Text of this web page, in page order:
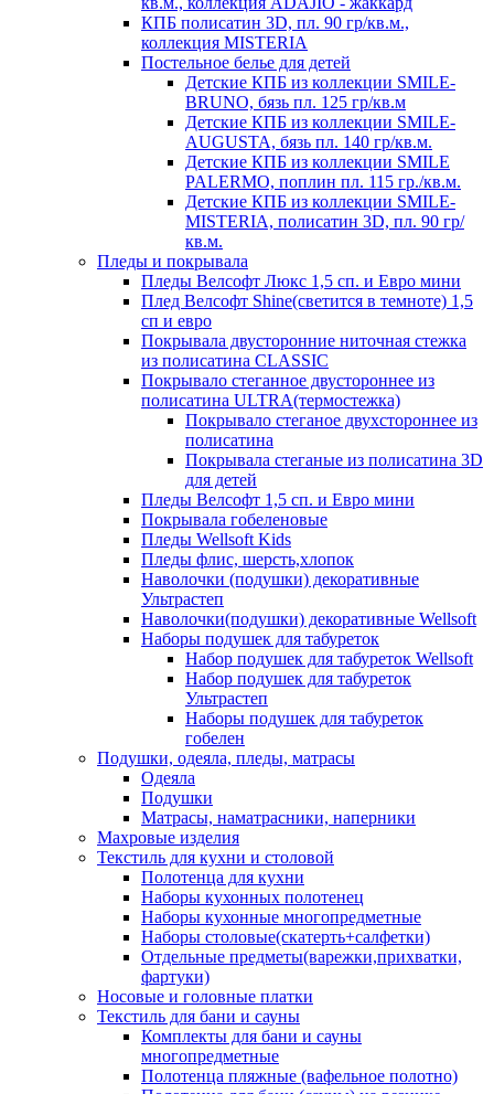
КПБ полисатин 3D, пл. 90 гр/кв.м.,
коллекция MISTERIA
Постельное белье для детей
Детские КПБ из коллекции SMILE-
BRUNO, бязь пл. 125 гр/кв.м
Детские КПБ из коллекции SMILE-
AUGUSTA, бязь пл. 140 гр/кв.м.
Детские КПБ из коллекции SMILE
PALERMO, поплин пл. 115 гр./кв.м.
Детские КПБ из коллекции SMILE-
MISTERIA, полисатин 3D, пл. 90 гр/
кв.м.
Пледы и покрывала
Пледы Велсофт Люкс 1,5 сп. и Евро мини
Плед Велсофт Shine(светится в темноте) 1,5
сп и евро
Покрывала двусторонние ниточная стежка
из полисатина CLASSIC
Покрывало стеганное двустороннее из
полисатина ULTRA(термостежка)
Покрывало стеганое двухстороннее из
полисатина
Покрывала стеганые из полисатина 3D
для детей
Пледы Велсофт 1,5 сп. и Евро мини
Покрывала гобеленовые
Пледы Wellsoft Kids
Пледы флис, шерсть,хлопок
Наволочки (подушки) декоративные
Ультрастеп
Наволочки(подушки) декоративные Wellsoft
Наборы подушек для табуреток
Набор подушек для табуреток Wellsoft
Набор подушек для табуреток
Ультрастеп
Наборы подушек для табуреток
гобелен
Подушки, одеяла, пледы, матрасы
Одеяла
Подушки
Матрасы, наматрасники, наперники
Махровые изделия
Текстиль для кухни и столовой
Полотенца для кухни
Наборы кухонных полотенец
Наборы кухонные многопредметные
Наборы столовые(скатерть+салфетки)
Отдельные предметы(варежки,прихватки,
фартуки)
Носовые и головные платки
Текстиль для бани и сауны
Комплекты для бани и сауны
многопредметные
Полотенца пляжные (вафельное полотно)